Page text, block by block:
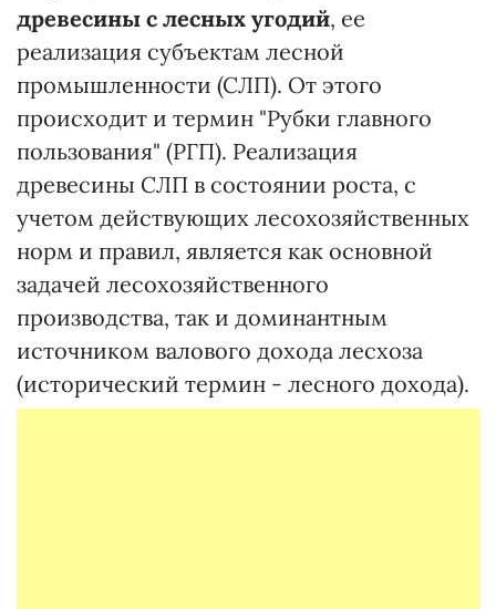
древесины с лесных угодий, ее
реализация субъектам лесной
промышленности (СЛП). От этого
происходит и термин "Рубки главного
пользования" (РГП). Реализация
древесины СЛП в состоянии роста, с
учетом действующих лесохозяйственных
норм и правил, является как основной
задачей лесохозяйственного
производства, так и доминантным
источником валового дохода лесхоза
(исторический термин - лесного дохода).